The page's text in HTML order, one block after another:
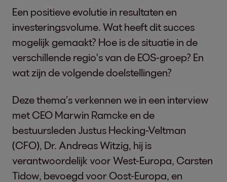
Een positieve evolutie in resultaten en
investeringsvolume. Wat heeft dit succes
mogelijk gemaakt? Hoe is de situatie in de
verschillende regio's van de EOS-groep? En
wat zijn de volgende doelstellingen?
Deze thema’s verkennen we in een interview
met CEO Marwin Ramcke en de
bestuursleden Justus Hecking-Veltman
(CFO), Dr. Andreas Witzig, hij is
verantwoordelijk voor West-Europa, Carsten
Tidow, bevoegd voor Oost-Europa, en